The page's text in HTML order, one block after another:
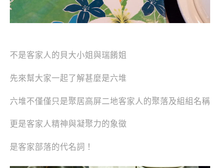
不是客家人的貝大小姐與瑞餚姐
先來幫大家一起了解甚麼是六堆
六堆不僅僅只是聚居高屏二地客家人的聚落及組組名稱
更是客家人精神與凝聚力的象徵
是客家部落的代名詞！